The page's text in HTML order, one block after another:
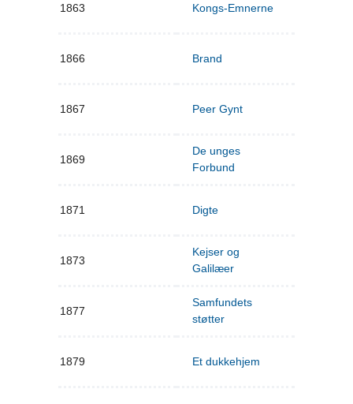
1863 Kongs-Emnerne
1866 Brand
1867 Peer Gynt
1869
De unges
Forbund
1871 Digte
1873
Kejser og
Galilæer
1877
Samfundets
støtter
1879 Et dukkehjem